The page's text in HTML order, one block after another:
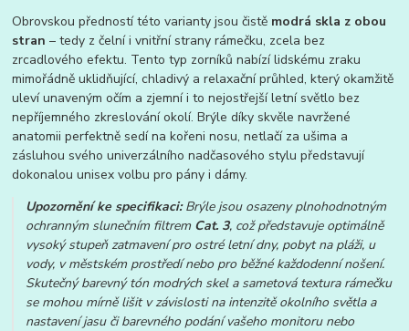
Obrovskou předností této varianty jsou čistě modrá skla z obou
stran – tedy z čelní i vnitřní strany rámečku, zcela bez
zrcadlového efektu. Tento typ zorníků nabízí lidskému zraku
mimořádně uklidňující, chladivý a relaxační průhled, který okamžitě
uleví unaveným očím a zjemní i to nejostřejší letní světlo bez
nepříjemného zkreslování okolí. Brýle díky skvěle navržené
anatomii perfektně sedí na kořeni nosu, netlačí za ušima a
zásluhou svého univerzálního nadčasového stylu představují
dokonalou unisex volbu pro pány i dámy.
Upozornění ke specifikaci:Brýle jsou osazeny plnohodnotným
ochranným slunečním filtrem Cat. 3, což představuje optimálně
vysoký stupeň zatmavení pro ostré letní dny, pobyt na pláži, u
vody, v městském prostředí nebo pro běžné každodenní nošení.
Skutečný barevný tón modrých skel a sametová textura rámečku
se mohou mírně lišit v závislosti na intenzitě okolního světla a
nastavení jasu či barevného podání vašeho monitoru nebo